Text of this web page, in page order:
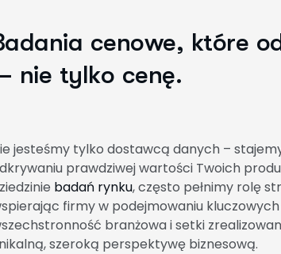
adania cenowe, które o
nie tylko cenę.
jesteśmy tylko dostawcą danych –
prawdziwej wartości Twoich
badań rynku, często pełnimy rolę
firmy w podejmowaniu
branżowa i setki
szeroką perspektywę biznesową.